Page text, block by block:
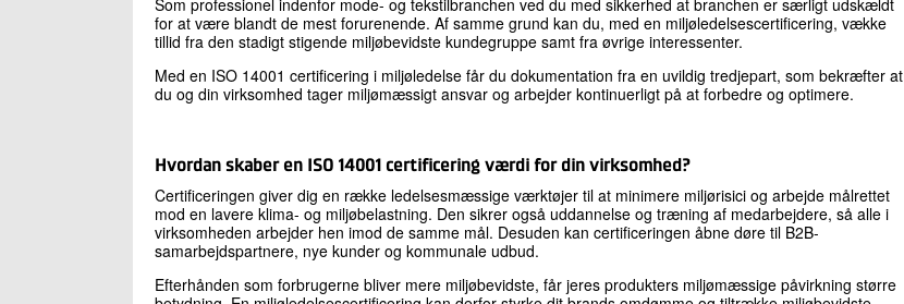
for at være blandt de mest forurenende. Af samme grund kan du, med en miljøledelsescertificering, vække
tillid fra den stadigt stigende miljøbevidste kundegruppe samt fra øvrige interessenter.
Med en ISO 14001 certificering i miljøledelse får du dokumentation fra en uvildig tredjepart, som bekræfter at
du og din virksomhed tager miljømæssigt ansvar og arbejder kontinuerligt på at forbedre og optimere.
Hvordan skaber en ISO 14001 certificering værdi for din virksomhed?
Certificeringen giver dig en række ledelsesmæssige værktøjer til at minimere miljørisici og arbejde målrettet
mod en lavere klima- og miljøbelastning. Den sikrer også uddannelse og træning af medarbejdere, så alle i
virksomheden arbejder hen imod de samme mål. Desuden kan certificeringen åbne døre til B2B-
samarbejdspartnere, nye kunder og kommunale udbud.
Efterhånden som forbrugerne bliver mere miljøbevidste, får jeres produkters miljømæssige påvirkning større